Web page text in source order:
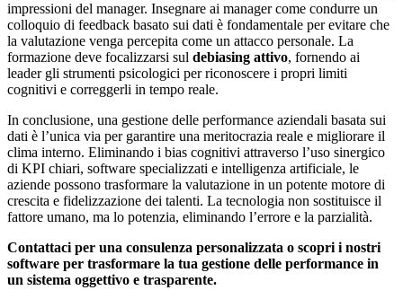
impressioni del manager. Insegnare ai manager come condurre un
colloquio di feedback basato sui dati è fondamentale per evitare che
la valutazione venga percepita come un attacco personale. La
formazione deve focalizzarsi sul debiasing attivo, fornendo ai
leader gli strumenti psicologici per riconoscere i propri limiti
cognitivi e correggerli in tempo reale.
In conclusione, una gestione delle performance aziendali basata sui
dati è l’unica via per garantire una meritocrazia reale e migliorare il
clima interno. Eliminando i bias cognitivi attraverso l’uso sinergico
di KPI chiari, software specializzati e intelligenza artificiale, le
aziende possono trasformare la valutazione in un potente motore di
crescita e fidelizzazione dei talenti. La tecnologia non sostituisce il
fattore umano, ma lo potenzia, eliminando l’errore e la parzialità.
Contattaci per una consulenza personalizzata o scopri i nostri
software per trasformare la tua gestione delle performance in
un sistema oggettivo e trasparente.